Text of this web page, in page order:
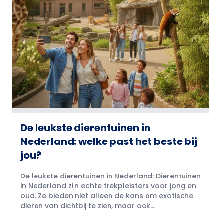
De leukste dierentuinen in
Nederland: welke past het beste bij
jou?
De leukste dierentuinen in Nederland: Dierentuinen
in Nederland zijn echte trekpleisters voor jong en
oud. Ze bieden niet alleen de kans om exotische
dieren van dichtbij te zien, maar ook...